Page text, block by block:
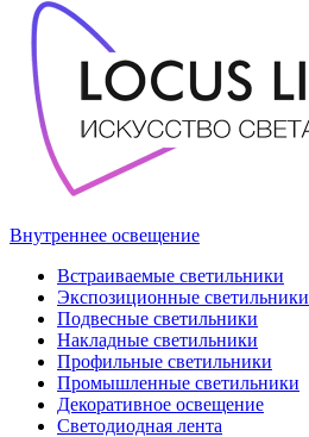
Внутреннее освещение
Встраиваемые светильники
Экспозиционные светильники
Подвесные светильники
Накладные светильники
Профильные светильники
Промышленные светильники
Декоративное освещение
Светодиодная лента